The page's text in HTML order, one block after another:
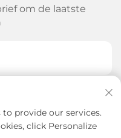
in staat om
binnen diverse
om de laatste
provide our services.
click Personalize